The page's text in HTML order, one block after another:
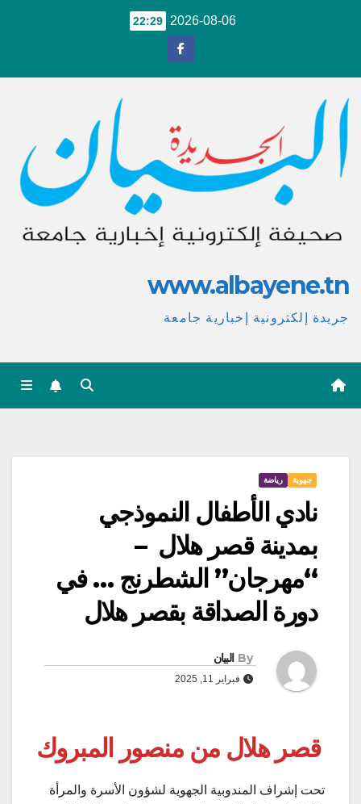
2026-08-06
22:29
www.albayene.tn
جريدة إلكترونية إخبارية جامعة
جهوية رياضة
نادي الأطفال النموذجي
بمدينة قصر هلال –
“مهرجان” الشطرنج … في
دورة الصداقة بقصر هلال
By البيان
فبراير 11, 2025
قصر هلال من منصور المبروك
تحت إشراف المندوبية الجهوية لشؤون الأسرة والمرأة